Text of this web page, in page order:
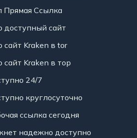
Прямая Ссылка
доступный сайт
сайт Kraken в tor
сайт Kraken в тор
24/7
круглосуточно
ссылка сегодня
надежно доступно